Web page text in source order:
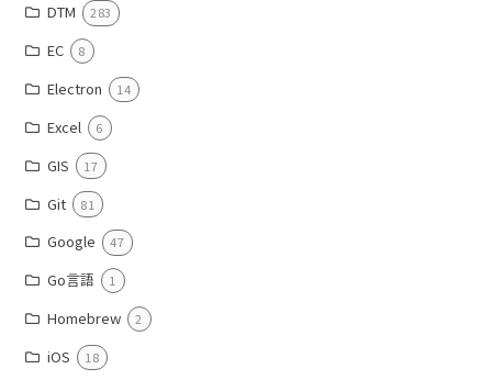
DTM 283
EC 8
Electron 14
Excel 6
GIS 17
Git 81
Google 47
Go言語 1
Homebrew 2
iOS 18